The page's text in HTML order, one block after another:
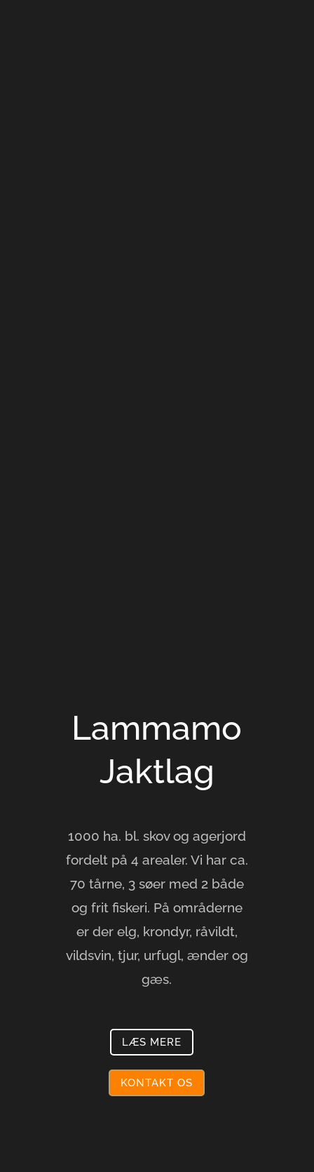
Lammamo
Jaktlag
1000 ha. bl. skov og agerjord
fordelt på 4 arealer. Vi har ca.
70 tårne, 3 søer med 2 både
og frit fiskeri. På områderne
er der elg, krondyr, råvildt,
vildsvin, tjur, urfugl, ænder og
gæs.
LÆS MERE
KONTAKT OS